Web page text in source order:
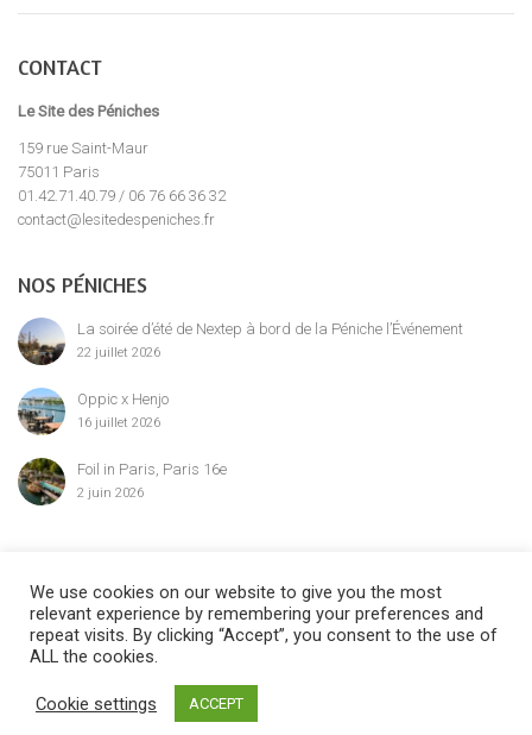
CONTACT
Le Site des Péniches
159 rue Saint-Maur
75011 Paris
01.42.71.40.79 / 06 76 66 36 32
contact@lesitedespeniches.fr
NOS PÉNICHES
La soirée d’été de Nextep à bord de la Péniche l’Événement
22 juillet 2026
Oppic x Henjo
16 juillet 2026
Foil in Paris, Paris 16e
2 juin 2026
©2024 Le Site des Péniches,privatisation, location et réservation des
péniches parisiennes
We use cookies on our website to give you the most
relevant experience by remembering your preferences and
repeat visits. By clicking “Accept”, you consent to the use of
ALL the cookies.
Cookie settings ACCEPT